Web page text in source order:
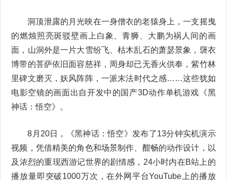
洞顶泄露的月光映在一身僧衣的老猿身上，一支摇曳
的燃烛照亮斑驳壁画上白象、青狮、大鹏为祸人间的画
面，山洞外是一片大雪纷飞、枯木乱石的萧瑟景象，襃衣
博带的菩萨依旧面容慈祥，周身却已无香火供奉，紫竹林
里碑文磨灭，妖风阵阵，一派末法时代之感……这些犹如
电影空镜的画面出自开发中的国产3D动作单机游戏《黑
神话：悟空》。
8月20日，《黑神话：悟空》发布了13分钟实机演示
视频，凭借精美的角色和场景制作、酣畅的动作设计，以
及浓烈的重现西游记世界的剧情感，24小时内在B站上的
播放量即突破1000万次，在外网平台YouTube上的播放